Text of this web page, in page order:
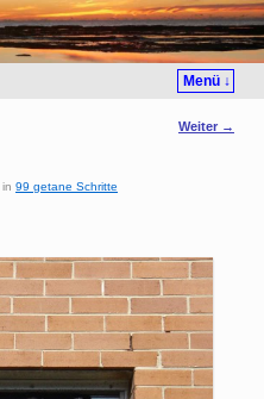
Menü ↓
Weiter →
in 99 getane Schritte